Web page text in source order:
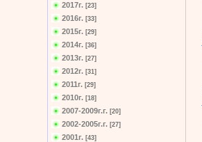
2017г. [23]
2016г. [33]
2015г. [29]
2014г. [36]
2013г. [27]
2012г. [31]
2011г. [29]
2010г. [18]
2007-2009г.г. [20]
2002-2005г.г. [27]
2001г. [43]